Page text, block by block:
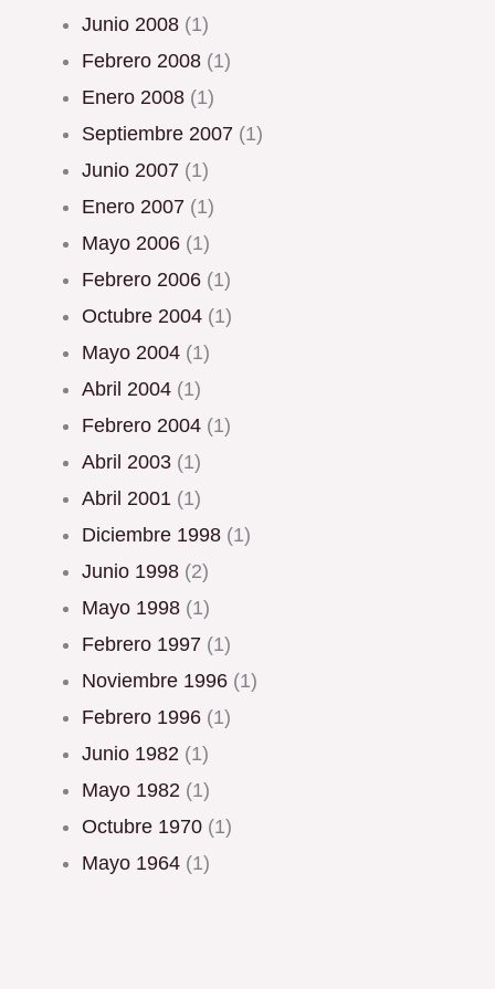
junio 2008 (1)
febrero 2008 (1)
enero 2008 (1)
septiembre 2007 (1)
junio 2007 (1)
enero 2007 (1)
mayo 2006 (1)
febrero 2006 (1)
octubre 2004 (1)
mayo 2004 (1)
abril 2004 (1)
febrero 2004 (1)
abril 2003 (1)
abril 2001 (1)
diciembre 1998 (1)
junio 1998 (2)
mayo 1998 (1)
febrero 1997 (1)
noviembre 1996 (1)
febrero 1996 (1)
junio 1982 (1)
mayo 1982 (1)
octubre 1970 (1)
mayo 1964 (1)